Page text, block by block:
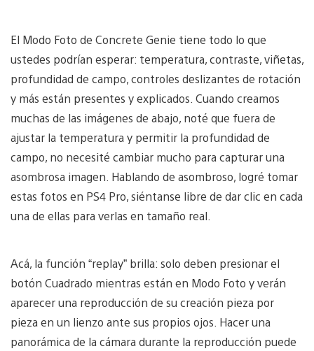
El Modo Foto de Concrete Genie tiene todo lo que
ustedes podrían esperar: temperatura, contraste, viñetas,
profundidad de campo, controles deslizantes de rotación
y más están presentes y explicados. Cuando creamos
muchas de las imágenes de abajo, noté que fuera de
ajustar la temperatura y permitir la profundidad de
campo, no necesité cambiar mucho para capturar una
asombrosa imagen. Hablando de asombroso, logré tomar
estas fotos en PS4 Pro, siéntanse libre de dar clic en cada
una de ellas para verlas en tamaño real.
Acá, la función “replay” brilla: solo deben presionar el
botón Cuadrado mientras están en Modo Foto y verán
aparecer una reproducción de su creación pieza por
pieza en un lienzo ante sus propios ojos. Hacer una
panorámica de la cámara durante la reproducción puede